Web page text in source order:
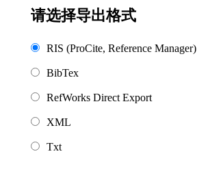
请选择导出格式
RIS (ProCite, Reference Manager)
BibTex
RefWorks Direct Export
XML
Txt